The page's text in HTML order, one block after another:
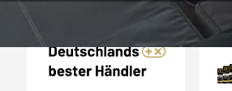
Auszeichnungen